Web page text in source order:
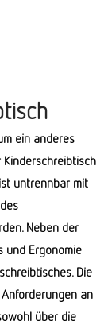
ein anderes
untrennbar mit
Neben der
und Ergonomie
Die
an
über die